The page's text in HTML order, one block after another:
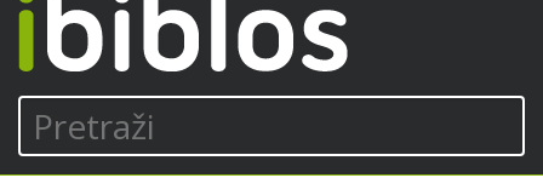
Pretraži